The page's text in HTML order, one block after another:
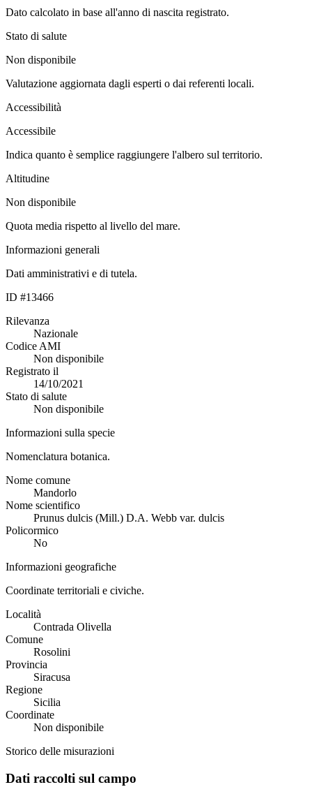
Dato calcolato in base all'anno di nascita registrato.
Stato di salute
Non disponibile
Valutazione aggiornata dagli esperti o dai referenti locali.
Accessibilità
Accessibile
Indica quanto è semplice raggiungere l'albero sul territorio.
Altitudine
Non disponibile
Quota media rispetto al livello del mare.
Informazioni generali
Dati amministrativi e di tutela.
ID #13466
Rilevanza
Nazionale
Codice AMI
Non disponibile
Registrato il
14/10/2021
Stato di salute
Non disponibile
Informazioni sulla specie
Nomenclatura botanica.
Nome comune
Mandorlo
Nome scientifico
Prunus dulcis (Mill.) D.A. Webb var. dulcis
Policormico
No
Informazioni geografiche
Coordinate territoriali e civiche.
Località
Contrada Olivella
Comune
Rosolini
Provincia
Siracusa
Regione
Sicilia
Coordinate
Non disponibile
Storico delle misurazioni
Dati raccolti sul campo